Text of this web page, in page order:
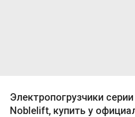
Электропогрузчики серии
Noblelift, купить у